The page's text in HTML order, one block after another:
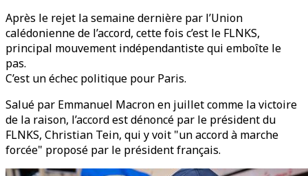
Après le rejet la semaine dernière par l’Union
calédonienne de l’accord, cette fois c’est le FLNKS,
principal mouvement indépendantiste qui emboîte le
pas.
C’est un échec politique pour Paris.
Salué par Emmanuel Macron en juillet comme la victoire
de la raison, l’accord est dénoncé par le président du
FLNKS, Christian Tein, qui y voit "un accord à marche
forcée" proposé par le président français.